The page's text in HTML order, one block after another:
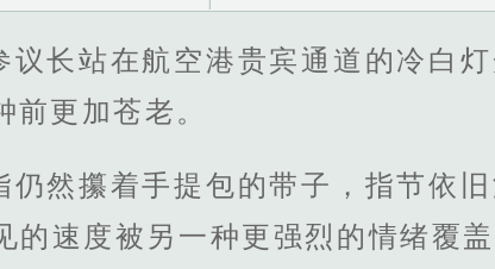
议长站在航空港贵宾通道的冷白
前更加苍老。
仍然攥着手提包的带子，指节依
的速度被另一种更强烈的情绪覆